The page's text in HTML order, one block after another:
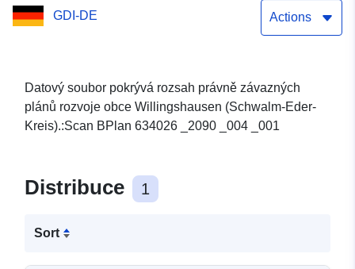
GDI-DE Actions
Datový soubor pokrývá rozsah právně závazných
plánů rozvoje obce Willingshausen (Schwalm-Eder-
Kreis).:Scan BPlan 634026 _2090 _004 _001
Distribuce 1
Sort